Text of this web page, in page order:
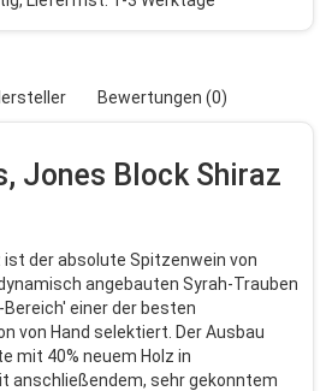
Bewertungen (0)
Jones Block Shiraz
ist der absolute Spitzenwein von
angebauten Syrah-Trauben
einer der besten
von Hand selektiert. Der Ausbau
mit 40% neuem Holz in
anschließendem, sehr gekonntem